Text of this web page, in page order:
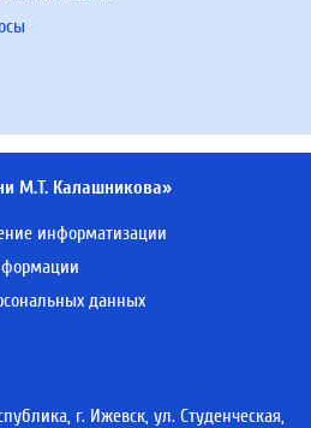
М.Т. Калашникова»
информатизации
данных
г. Ижевск, ул. Студенческая,